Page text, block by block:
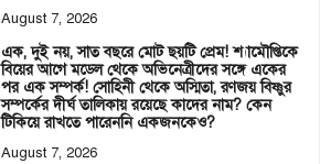
August 7, 2026
এক, দুই নয়, সাত বছরে মোট ছয়টি প্রেম! শ্যামৌপ্তিকে
বিয়ের আগে মডেল থেকে অভিনেত্রীদের সঙ্গে একের
পর এক সম্পর্ক! সোহিনী থেকে অস্মিতা, রণজয় বিষ্ণুর
সম্পর্কের দীর্ঘ তালিকায় রয়েছে কাদের নাম? কেন
টিকিয়ে রাখতে পারেননি একজনকেও?
August 7, 2026